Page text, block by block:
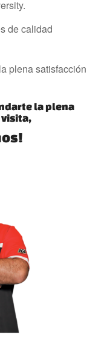
de calidad
plena satisfacción
la plena